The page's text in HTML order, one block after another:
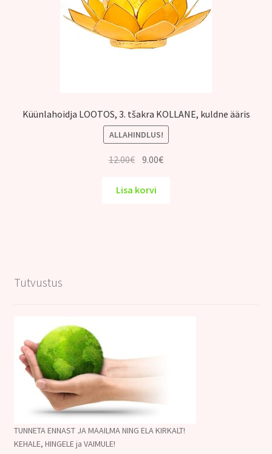
Küünlahoidja LOOTOS, 3. tšakra KOLLANE, kuldne ääris
ALLAHINDLUS!
12.00€ Algne
oli:
9.00€Praegune
Lisa korvi
Tutvustus
TUNNETA ENNAST JA MAAILMA NING ELA KIRKALT!
KEHALE, HINGELE ja VAIMULE!